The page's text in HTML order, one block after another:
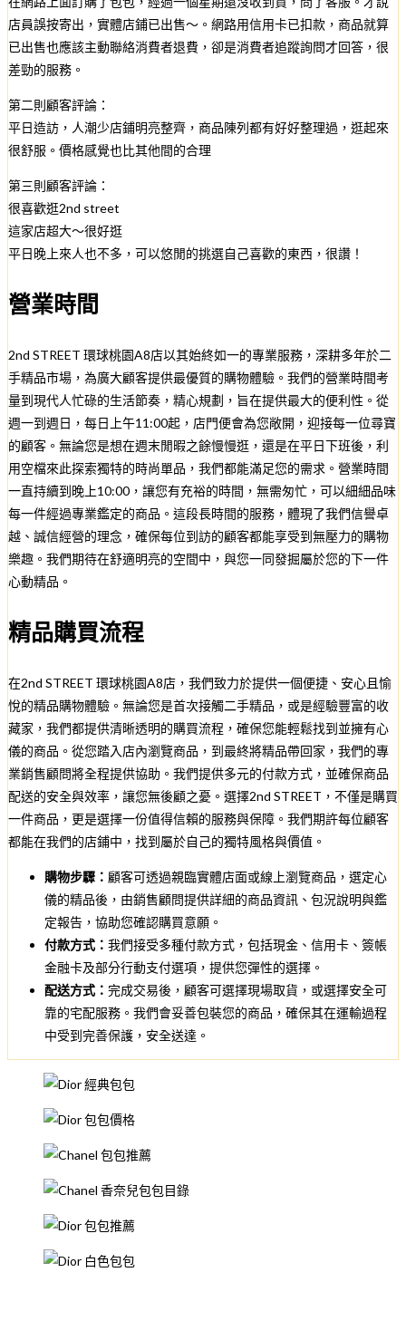
店員誤按寄出，實體店鋪已出售～。網路用信用卡已扣款，商品就算
已出售也應該主動聯絡消費者退費，卻是消費者追蹤詢問才回答，很
差勁的服務。
第二則顧客評論：
平日造訪，人潮少店鋪明亮整齊，商品陳列都有好好整理過，逛起來
很舒服。價格感覺也比其他間的合理
第三則顧客評論：
很喜歡逛2nd street
這家店超大～很好逛
平日晚上來人也不多，可以悠閒的挑選自己喜歡的東西，很讚！
營業時間
2nd STREET 環球桃園A8店以其始終如一的專業服務，深耕多年於二
手精品市場，為廣大顧客提供最優質的購物體驗。我們的營業時間考
量到現代人忙碌的生活節奏，精心規劃，旨在提供最大的便利性。從
週一到週日，每日上午11:00起，店門便會為您敞開，迎接每一位尋寶
的顧客。無論您是想在週末閒暇之餘慢慢逛，還是在平日下班後，利
用空檔來此探索獨特的時尚單品，我們都能滿足您的需求。營業時間
一直持續到晚上10:00，讓您有充裕的時間，無需匆忙，可以細細品味
每一件經過專業鑑定的商品。這段長時間的服務，體現了我們信譽卓
越、誠信經營的理念，確保每位到訪的顧客都能享受到無壓力的購物
樂趣。我們期待在舒適明亮的空間中，與您一同發掘屬於您的下一件
心動精品。
精品購買流程
在2nd STREET 環球桃園A8店，我們致力於提供一個便捷、安心且愉
悅的精品購物體驗。無論您是首次接觸二手精品，或是經驗豐富的收
藏家，我們都提供清晰透明的購買流程，確保您能輕鬆找到並擁有心
儀的商品。從您踏入店內瀏覽商品，到最終將精品帶回家，我們的專
業銷售顧問將全程提供協助。我們提供多元的付款方式，並確保商品
配送的安全與效率，讓您無後顧之憂。選擇2nd STREET，不僅是購買
一件商品，更是選擇一份值得信賴的服務與保障。我們期許每位顧客
都能在我們的店鋪中，找到屬於自己的獨特風格與價值。
購物步驟： 顧客可透過親臨實體店面或線上瀏覽商品，選定心
儀的精品後，由銷售顧問提供詳細的商品資訊、包況說明與鑑
定報告，協助您確認購買意願。
付款方式： 我們接受多種付款方式，包括現金、信用卡、簽帳
金融卡及部分行動支付選項，提供您彈性的選擇。
配送方式： 完成交易後，顧客可選擇現場取貨，或選擇安全可
靠的宅配服務。我們會妥善包裝您的商品，確保其在運輸過程
中受到完善保護，安全送達。